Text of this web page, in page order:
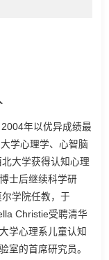
年以优异成绩最
学心理学、心智脑
大学获得认知心理
士后继续科学研
学院任教，于
Christie受聘清华
学心理系儿童认知
室的首席研究员。